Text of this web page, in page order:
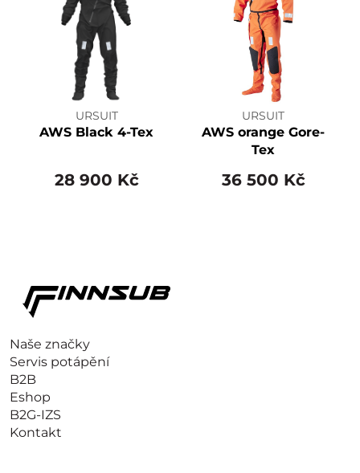
URSUIT
AWS Black 4-Tex
28 900 Kč
URSUIT
AWS orange Gore-
Tex
36 500 Kč
Naše značky
Servis potápění
B2B
Eshop
B2G-IZS
Kontakt